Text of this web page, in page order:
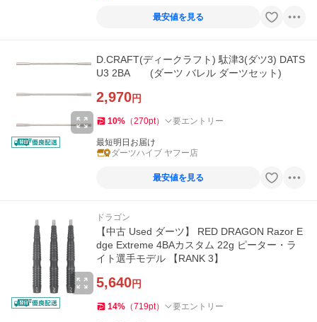
最安値を見る
D.CRAFT(ディークラフト) 駄津3(ダツ3) DATS
U3 2BA (ダーツ バレル ダーツセット)
2,970円
10% （270pt） 要エントリー
最短明日お届け
ダーツハイブ ヤフー店
最安値を見る
ドラゴン
【中古 Used ダーツ】 RED DRAGON Razor E
dge Extreme 4BAカスタム 22g ピーター・ラ
イト選手モデル 【RANK 3】
5,640円
14% （719pt） 要エントリー